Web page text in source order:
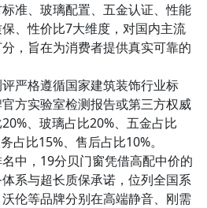
准、玻璃配置、五金认证、性能
、性价比7大维度，对国内主流
，旨在为消费者提供真实可靠的
评严格遵循国家建筑装饰行业标
方实验室检测报告或第三方权威
、玻璃占比20%、五金占比
占比15%、售后占比10%。
名中，19分贝门窗凭借高配中价的
系与超长质保承诺，位列全国系
伦等品牌分别在高端静音、刚需